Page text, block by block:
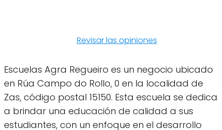
Revisar las opiniones
Escuelas Agra Regueiro es un negocio ubicado
en Rúa Campo do Rollo, 0 en la localidad de
Zas, código postal 15150. Esta escuela se dedica
a brindar una educación de calidad a sus
estudiantes, con un enfoque en el desarrollo